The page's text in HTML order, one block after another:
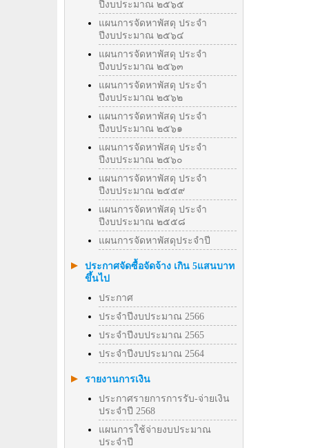
ปีงบประมาณ ๒๕๖๕
แผนการจัดหาพัสดุ ประจำ
ปีงบประมาณ ๒๕๖๔
แผนการจัดหาพัสดุ ประจำ
ปีงบประมาณ ๒๕๖๓
แผนการจัดหาพัสดุ ประจำ
ปีงบประมาณ ๒๕๖๒
แผนการจัดหาพัสดุ ประจำ
ปีงบประมาณ ๒๕๖๑
แผนการจัดหาพัสดุ ประจำ
ปีงบประมาณ ๒๕๖๐
แผนการจัดหาพัสดุ ประจำ
ปีงบประมาณ ๒๕๕๙
แผนการจัดหาพัสดุ ประจำ
ปีงบประมาณ ๒๕๕๘
แผนการจัดหาพัสดุประจำปี
ประกาศจัดซื้อจัดจ้าง เกิน 5แสนบาท
ขึ้นไป
ประกาศ
ประจำปีงบประมาณ 2566
ประจำปีงบประมาณ 2565
ประจำปีงบประมาณ 2564
รายงานการเงิน
ประกาศรายการการรับ-จ่ายเงิน
ประจำปี 2568
แผนการใช้จ่ายงบประมาณ
ประจำปี